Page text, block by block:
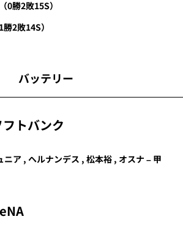
（0勝2敗15S）
1勝2敗14S）
バッテリー
トバンク
ニア , ヘルナンデス , 松本裕 , オスナ – 甲